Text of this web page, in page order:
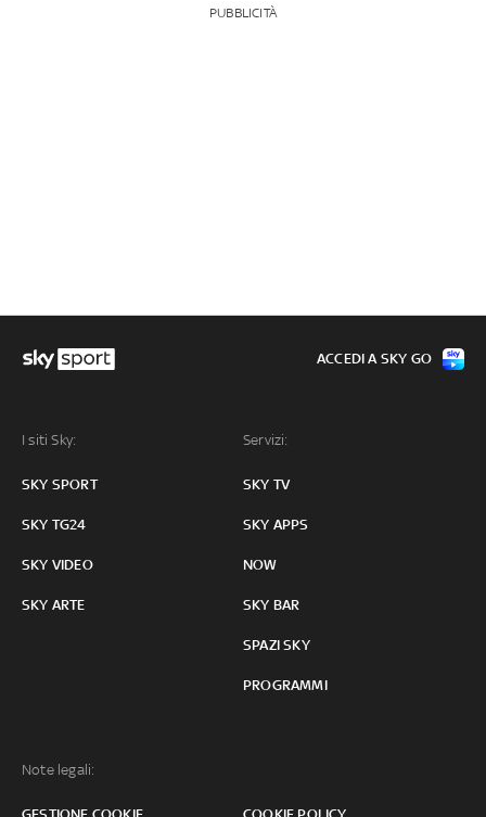
PUBBLICITÀ
I siti Sky:
SKY SPORT
SKY TG24
SKY VIDEO
SKY ARTE
Servizi:
SKY TV
SKY APPS
NOW
SKY BAR
SPAZI SKY
PROGRAMMI
Note legali:
ACCEDI A SKY GO